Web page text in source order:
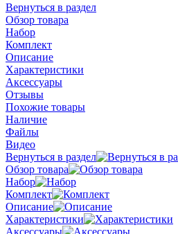
Вернуться в раздел
Обзор товара
Набор
Комплект
Описание
Характеристики
Аксессуары
Отзывы
Похожие товары
Наличие
Файлы
Видео
Вернуться в раздел
Обзор товара
Набор
Комплект
Описание
Характеристики
Аксессуары